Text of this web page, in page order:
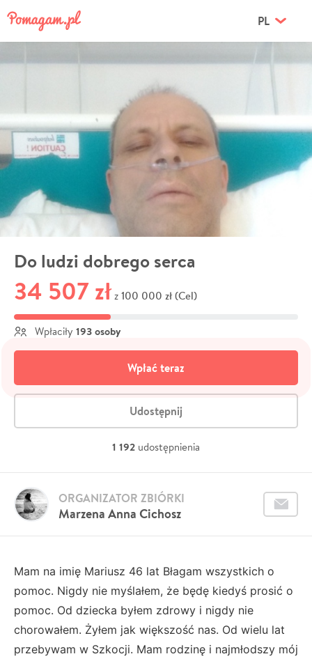
PL
Do ludzi dobrego serca
34 507 zł z 100 000 zł (Cel)
Wpłaciły 193 osoby
Wpłać teraz
Udostępnij
1 192 udostępnienia
Marzena Anna Cichosz
ORGANIZATOR ZBIÓRKI
Mam na imię Mariusz 46 lat Błagam wszystkich o
pomoc. Nigdy nie myślałem, że będę kiedyś prosić o
pomoc. Od dziecka byłem zdrowy i nigdy nie
chorowałem. Żyłem jak większość nas. Od wielu lat
przebywam w Szkocji. Mam rodzinę i najmłodszy mój